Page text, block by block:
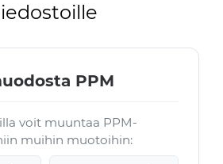
PPM
voit muuntaa PPM-
muihin muotoihin: